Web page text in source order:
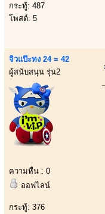
กระทู้: 487
โพสต์: 5
จิวแป๊ะทง 24 = 42
ผู้สนับสนุน รุ่น2
ความหื่น : 0
ออฟไลน์
กระทู้: 376